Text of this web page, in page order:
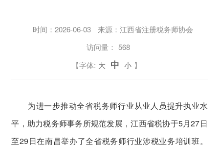
时间： 2026-06-03
来源：江西省注册税务师协会
访问量： 568
【字体: 大 中 小 】
为进一步推动全省税务师行业从业人员提升执业水
平，助力税务师事务所规范发展，江西省税协于5月27日
至29日在南昌举办了全省税务师行业涉税业务培训班。